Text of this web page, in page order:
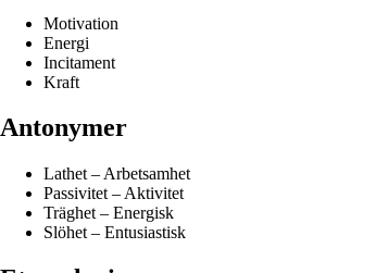
Motivation
Energi
Incitament
Kraft
Antonymer
Lathet – Arbetsamhet
Passivitet – Aktivitet
Träghet – Energisk
Slöhet – Entusiastisk